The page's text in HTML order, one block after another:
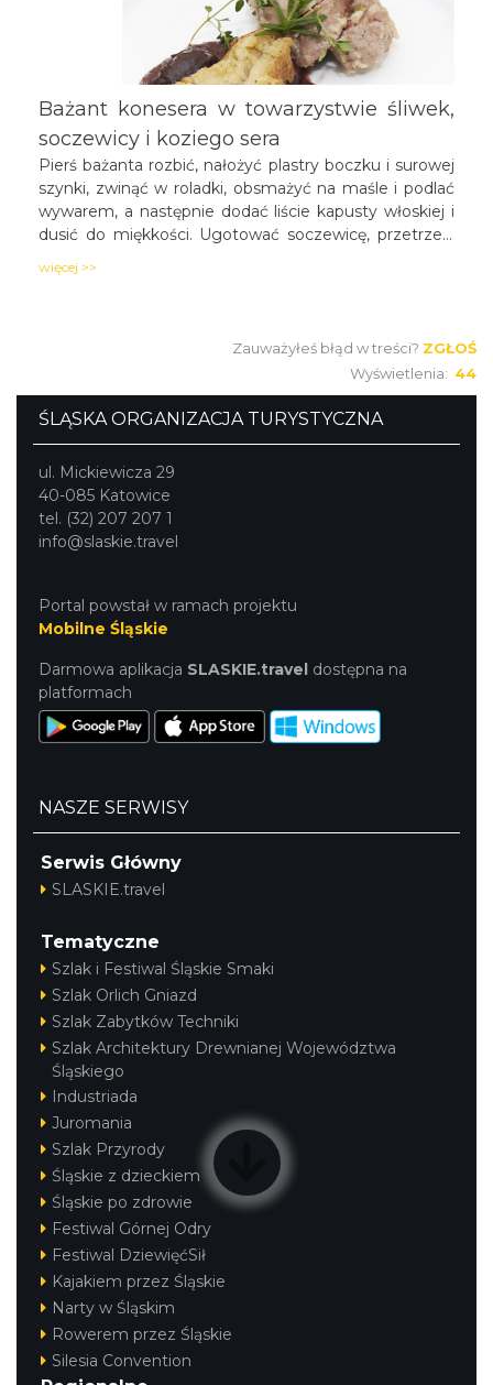
Bażant konesera w towarzystwie śliwek,
soczewicy i koziego sera
Pierś bażanta rozbić, nałożyć plastry boczku i surowej
szynki, zwinąć w roladki, obsmażyć na maśle i podlać
wywarem, a następnie dodać liście kapusty włoskiej i
dusić do miękkości. Ugotować soczewicę, przetrzeć,
w foremkach. Suszone śliwki podsmażyć na maśle,
więcej >>
Zauważyłeś błąd w treści? ZGŁOŚ
Wyświetlenia: 44
ŚLĄSKA ORGANIZACJA TURYSTYCZNA
ul. Mickiewicza 29
40-085 Katowice
tel. (32) 207 207 1
info@slaskie.travel
Portal powstał w ramach projektu
Mobilne Śląskie
Darmowa aplikacja SLASKIE.travel dostępna na
platformach
NASZE SERWISY
Serwis Główny
SLASKIE.travel
Tematyczne
Szlak i Festiwal Śląskie Smaki
Szlak Orlich Gniazd
Szlak Zabytków Techniki
Szlak Architektury Drewnianej Województwa
Śląskiego
Industriada
Juromania
Szlak Przyrody
Śląskie z dzieckiem
Śląskie po zdrowie
Festiwal Górnej Odry
Festiwal DziewięćSił
Kajakiem przez Śląskie
Narty w Śląskim
Rowerem przez Śląskie
Silesia Convention